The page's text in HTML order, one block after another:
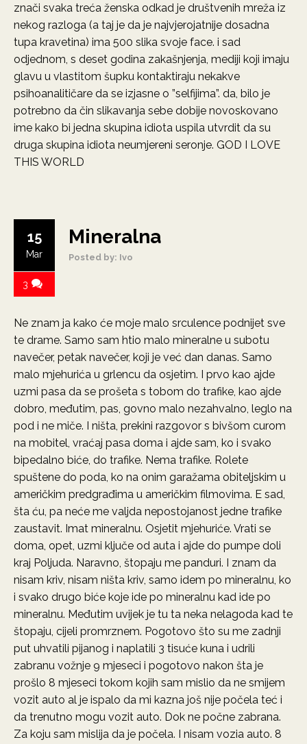
znači svaka treća ženska odkad je društvenih mreža iz
nekog razloga (a taj je da je najvjerojatnije dosadna
tupa kravetina) ima 500 slika svoje face. i sad
odjednom, s deset godina zakašnjenja, mediji koji imaju
glavu u vlastitom šupku kontaktiraju nekakve
psihoanalitičare da se izjasne o ”selfijima”. da, bilo je
potrebno da čin slikavanja sebe dobije novoskovano
ime kako bi jedna skupina idiota uspila utvrdit da su
druga skupina idiota neumjereni seronje. GOD I LOVE
THIS WORLD
Mineralna
Posted by: Ivo
15
Mar
3
Ne znam ja kako će moje malo srculence podnijet sve
te drame. Samo sam htio malo mineralne u subotu
navečer, petak navečer, koji je već dan danas. Samo
malo mjehurića u grlencu da osjetim. I prvo kao ajde
uzmi pasa da se prošeta s tobom do trafike, kao ajde
dobro, međutim, pas, govno malo nezahvalno, leglo na
pod i ne miče. I ništa, prekini razgovor s bivšom curom
na mobitel, vraćaj pasa doma i ajde sam, ko i svako
bipedalno biće, do trafike. Nema trafike. Rolete
spuštene do poda, ko na onim garažama obiteljskim u
američkim predgrađima u američkim filmovima. E sad,
šta ću, pa neće me valjda nepostojanost jedne trafike
zaustavit. Imat mineralnu. Osjetit mjehuriće. Vrati se
doma, opet, uzmi ključe od auta i ajde do pumpe doli
kraj Poljuda. Naravno, štopaju me panduri. I znam da
nisam kriv, nisam ništa kriv, samo idem po mineralnu, ko
i svako drugo biće koje ide po mineralnu kad ide po
mineralnu. Međutim uvijek je tu ta neka nelagoda kad te
štopaju, cijeli promrznem. Pogotovo što su me zadnji
put uhvatili pijanog i naplatili 3 tisuće kuna i udrili
zabranu vožnje 9 mjeseci i pogotovo nakon šta je
prošlo 8 mjeseci tokom kojih sam mislio da ne smijem
vozit auto al je ispalo da mi kazna još nije počela teć i
da trenutno mogu vozit auto. Dok ne počne zabrana.
Za koju sam mislija da je počela. I nisam vozia auto. 8